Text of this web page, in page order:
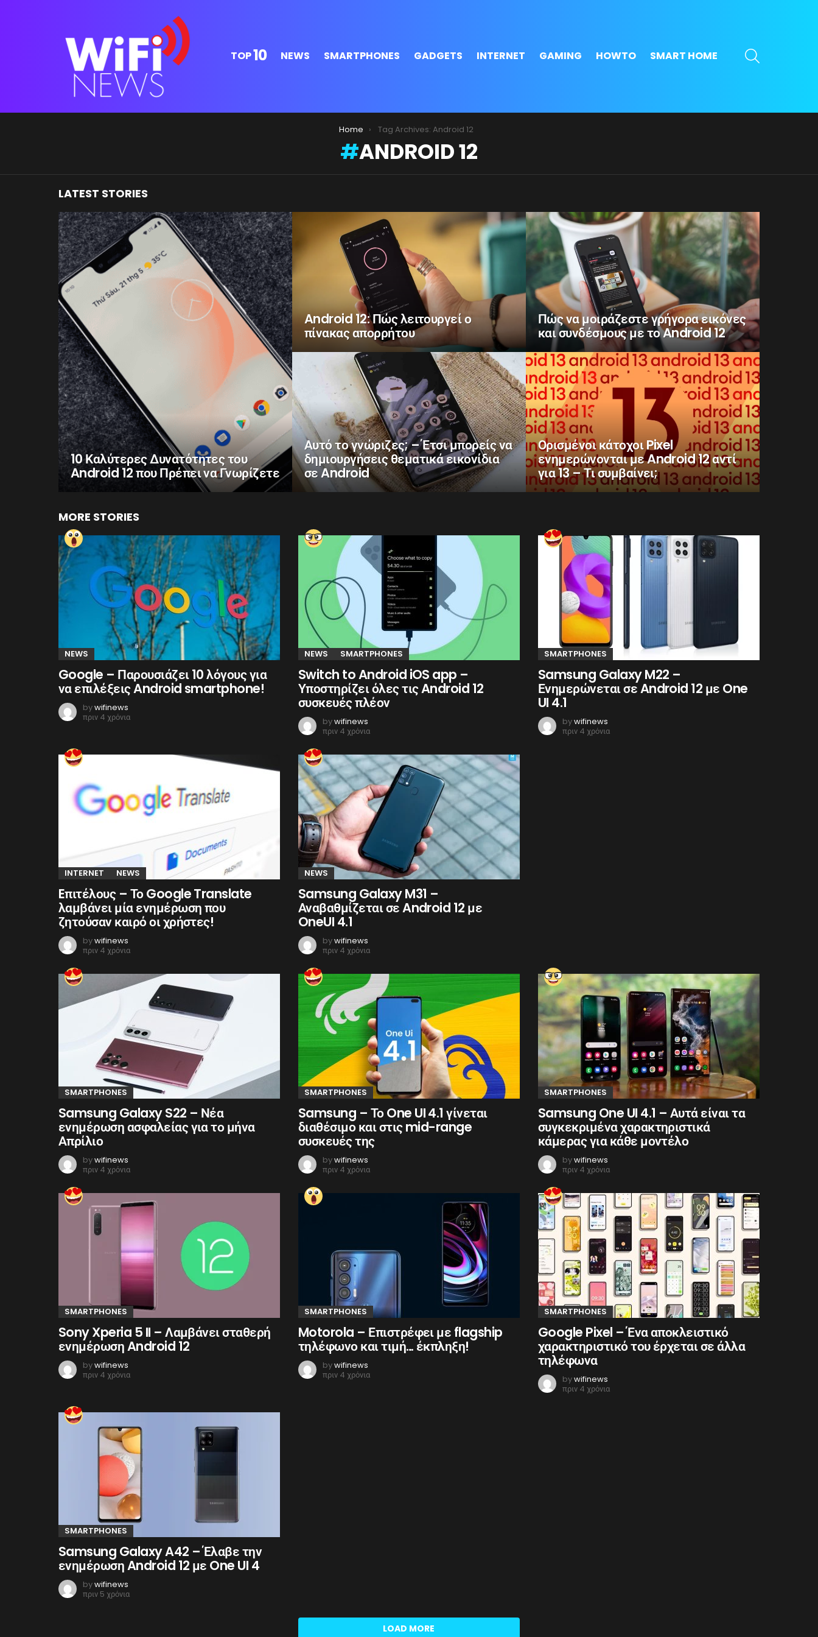
TOP10 NEWS SMARTPHONES GADGETS INTERNET GAMING HOWTO SMART HOME
Home Tag Archives: Android 12
ANDROID 12
LATEST STORIES
10 Καλύτερες Δυνατότητες του
Android 12 που Πρέπει να Γνωρίζετε
Android 12: Πώς λειτουργεί ο
πίνακας απορρήτου
Πώς να μοιράζεστε γρήγορα εικόνες
και συνδέσμους με το Android 12
Αυτό το γνώριζες; – Έτσι μπορείς να
δημιουργήσεις θεματικά εικονίδια
σε Android
Ορισμένοι κάτοχοι Pixel
ενημερώνονται με Android 12 αντί
για 13 – Τι συμβαίνει;
MORE STORIES
NEWS
Google – Παρουσιάζει 10 λόγους για
να επιλέξεις Android smartphone!
bywifinews
πριν 4 χρόνια
NEWS SMARTPHONES
Switch to Android iOS app –
Υποστηρίζει όλες τις Android 12
συσκευές πλέον
bywifinews
πριν 4 χρόνια
SMARTPHONES
Samsung Galaxy M22 –
Ενημερώνεται σε Android 12 με One
UI 4.1
bywifinews
πριν 4 χρόνια
INTERNET NEWS
Eπιτέλους – Το Google Translate
λαμβάνει μία ενημέρωση που
ζητούσαν καιρό οι χρήστες!
bywifinews
πριν 4 χρόνια
NEWS
Samsung Galaxy M31 –
Αναβαθμίζεται σε Android 12 με
OneUI 4.1
bywifinews
πριν 4 χρόνια
SMARTPHONES
Samsung Galaxy S22 – Νέα
ενημέρωση ασφαλείας για το μήνα
Απρίλιο
bywifinews
πριν 4 χρόνια
SMARTPHONES
Samsung – Το One UI 4.1 γίνεται
διαθέσιμο και στις mid-range
συσκευές της
bywifinews
πριν 4 χρόνια
SMARTPHONES
Samsung One UI 4.1 – Αυτά είναι τα
συγκεκριμένα χαρακτηριστικά
κάμερας για κάθε μοντέλο
bywifinews
πριν 4 χρόνια
SMARTPHONES
Sony Xperia 5 II – Λαμβάνει σταθερή
ενημέρωση Android 12
bywifinews
πριν 4 χρόνια
SMARTPHONES
Motorola – Επιστρέφει με flagship
τηλέφωνο και τιμή… έκπληξη!
bywifinews
πριν 4 χρόνια
SMARTPHONES
Google Pixel – Ένα αποκλειστικό
χαρακτηριστικό του έρχεται σε άλλα
τηλέφωνα
bywifinews
πριν 4 χρόνια
SMARTPHONES
Samsung Galaxy A42 – Έλαβε την
ενημέρωση Android 12 με One UI 4
bywifinews
πριν 5 χρόνια
LOAD MORE